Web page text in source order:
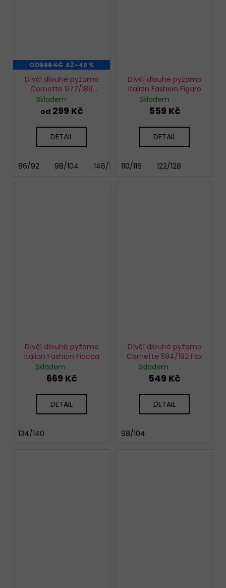
OD589 KČ AŽ–49 %
Dívčí dlouhé pyžamo
Cornette 977/189
Snowy day
Skladem
od299 Kč
DETAIL
86/92 98/104 146/152
Dívčí dlouhé pyžamo
Italian Fashion Figaro
Skladem
559 Kč
DETAIL
110/116 122/128
Dívčí dlouhé pyžamo
Italian Fashion Fiocca
Skladem
669 Kč
DETAIL
134/140
Dívčí dlouhé pyžamo
Cornette 594/192 Fox
Skladem
549 Kč
DETAIL
98/104